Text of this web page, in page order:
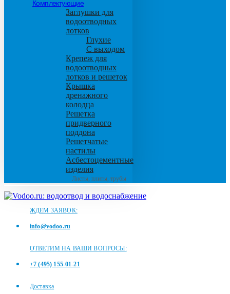
Комплектующие
Заглушки для
водоотводных
лотков
Глухие
С выходом
Крепеж для
водоотводных
лотков и решеток
Крышка
дренажного
колодца
Решетка
придверного
поддона
Решетчатые
настилы
Асбестоцементные
изделия
Листы, плиты, трубы
ЖДЕМ ЗАЯВОК:
info@vodoo.ru
ОТВЕТИМ НА ВАШИ ВОПРОСЫ:
+7 (495) 155-01-21
Доставка